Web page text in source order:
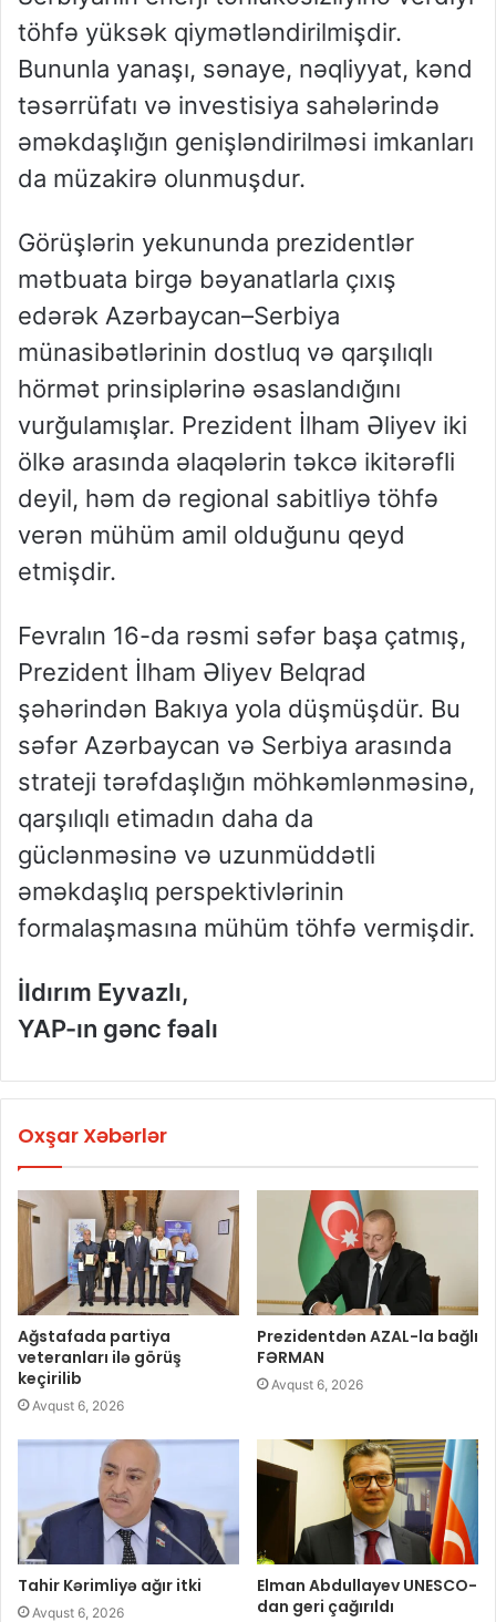
töhfə yüksək qiymətləndirilmişdir.
Bununla yanaşı, sənaye, nəqliyyat, kənd
təsərrüfatı və investisiya sahələrində
əməkdaşlığın genişləndirilməsi imkanları
da müzakirə olunmuşdur.
Görüşlərin yekununda prezidentlər
mətbuata birgə bəyanatlarla çıxış
edərək Azərbaycan–Serbiya
münasibətlərinin dostluq və qarşılıqlı
hörmət prinsiplərinə əsaslandığını
vurğulamışlar. Prezident İlham Əliyev iki
ölkə arasında əlaqələrin təkcə ikitərəfli
deyil, həm də regional sabitliyə töhfə
verən mühüm amil olduğunu qeyd
etmişdir.
Fevralın 16-da rəsmi səfər başa çatmış,
Prezident İlham Əliyev Belqrad
şəhərindən Bakıya yola düşmüşdür. Bu
səfər Azərbaycan və Serbiya arasında
strateji tərəfdaşlığın möhkəmlənməsinə,
qarşılıqlı etimadın daha da
güclənməsinə və uzunmüddətli
əməkdaşlıq perspektivlərinin
formalaşmasına mühüm töhfə vermişdir.
İldırım Eyvazlı,
YAP-ın gənc fəalı
Oxşar Xəbərlər
Ağstafada partiya
veteranları ilə görüş
keçirilib
Avqust 6, 2026
Prezidentdən AZAL-la bağlı
FƏRMAN
Avqust 6, 2026
Tahir Kərimliyə ağır itki
Avqust 6, 2026
Elman Abdullayev UNESCO-
dan geri çağırıldı